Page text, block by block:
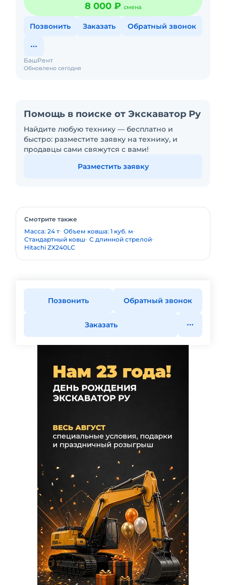
8 000 ₽ смена
Позвонить Заказать Обратный звонок
Обновлено сегодня
БашРент
Помощь в поиске от Экскаватор Ру
Найдите любую технику — бесплатно и
быстро: разместите заявку на технику, и
продавцы сами свяжутся с вами!
Разместить заявку
Смотрите также
Масса: 24 т Объем ковша: 1 куб. м
Стандартный ковш С длинной стрелой
Hitachi ZX240LC
Позвонить Обратный звонок
Заказать